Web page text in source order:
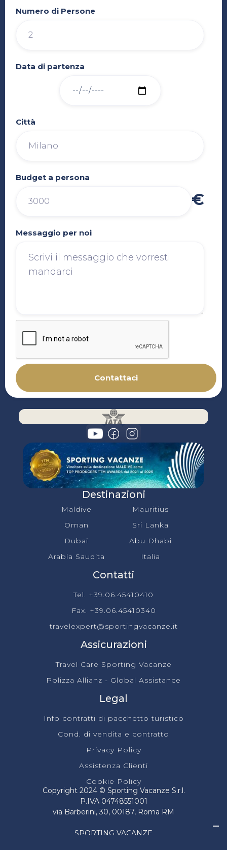
Numero di Persone
Data di partenza
Città
Budget a persona
€
Messaggio per noi
Destinazioni
Maldive
Mauritius
Oman
Sri Lanka
Dubai
Abu Dhabi
Arabia Saudita
Italia
Contatti
Tel. +39.06.45410410
Fax. +39.06.45410340
travelexpert@sportingvacanze.it
Assicurazioni
Travel Care Sporting Vacanze
Polizza Allianz - Global Assistance
Legal
Info contratti di pacchetto turistico
Cond. di vendita e contratto
Privacy Policy
Assistenza Clienti
Cookie Policy
Copyright 2024 © Sporting Vacanze S.r.l.
P.IVA 04748551001
via Barberini, 30, 00187, Roma RM
SPORTING VACANZE